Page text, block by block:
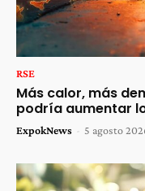
RSE
Más calor, más
podría aumentar
ExpokNews - 5 agosto